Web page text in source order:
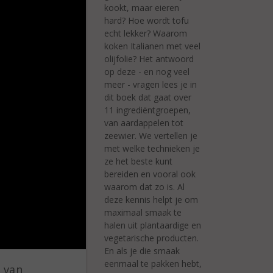
kookt, maar eieren
hard? Hoe wordt tofu
echt lekker? Waarom
koken Italianen met veel
olijfolie? Het antwoord
op deze - en nog veel
meer - vragen lees je in
dit boek dat gaat over
11 ingrediëntgroepen,
van aardappelen tot
zeewier. We vertellen je
met welke technieken je
ze het beste kunt
bereiden en vooral ook
waarom dat zo is. Al
deze kennis helpt je om
maximaal smaak te
halen uit plantaardige en
vegetarische producten.
En als je die smaak
eenmaal te pakken hebt,